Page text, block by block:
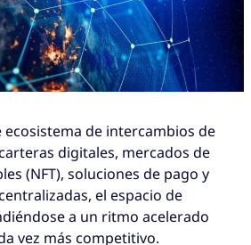
ecosistema de intercambios de
digitales, mercados de
(NFT), soluciones de pago y
el espacio de
a un ritmo acelerado
vez más competitivo.